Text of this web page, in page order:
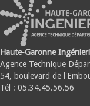
Haute-Garonne
Agence Technique
54, boulevard de
Tél : 05.34.45.56.56